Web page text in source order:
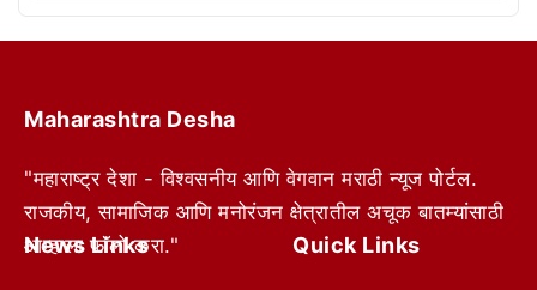
Maharashtra Desha
"महाराष्ट्र देशा - विश्वसनीय आणि वेगवान मराठी न्यूज पोर्टल.
राजकीय, सामाजिक आणि मनोरंजन क्षेत्रातील अचूक बातम्यांसाठी
आम्हाला फॉलो करा."
News Links Quick Links